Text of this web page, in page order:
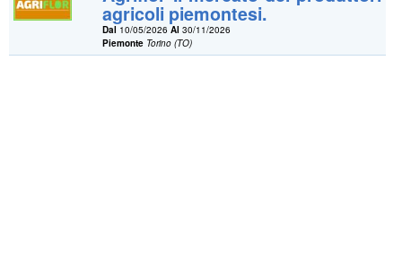
agricoli piemontesi.
Dal 10/05/2026Al 30/11/2026
Piemonte Torino (TO)